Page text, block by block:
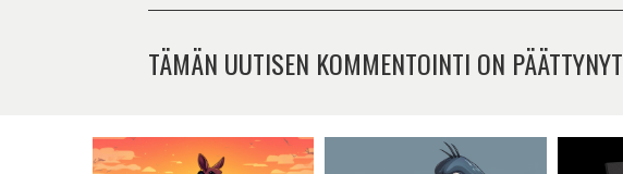
TÄMÄN UUTISEN KOMMENTOINTI ON PÄÄTTYNYT